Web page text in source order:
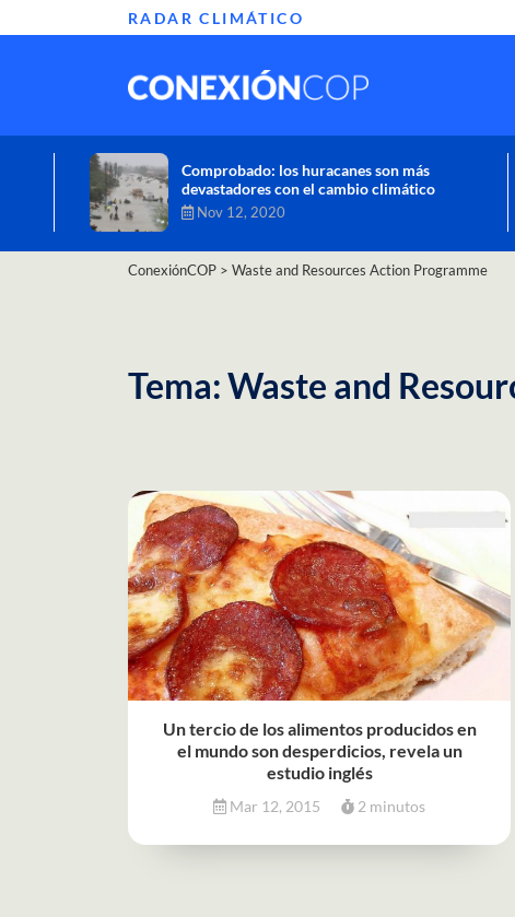
RADAR CLIMÁTICO
Informe de la ONU alerta sobre graves
efectos del cambio climático en África
Oct 26, 2020
ConexiónCOP > Waste and Resources Action Programme
Tema: Waste and
Un tercio de los alimentos producidos en
el mundo son desperdicios, revela un
estudio inglés
Mar 12, 2015 2 minutos